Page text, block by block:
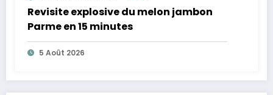
Revisite explosive du melon jambon
Parme en 15 minutes
5 Août 2026